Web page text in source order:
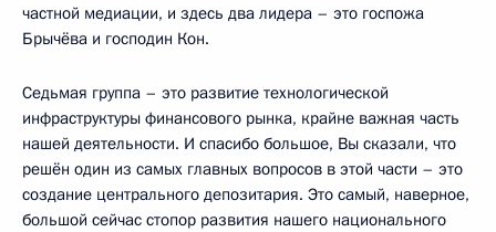
частной медиации, и здесь два лидера – это госпожа
Брычёва и господин Кон.
Седьмая группа – это развитие технологической
инфраструктуры финансового рынка, крайне важная часть
нашей деятельности. И спасибо большое, Вы сказали, что
решён один из самых главных вопросов в этой части – это
создание центрального депозитария. Это самый, наверное,
большой сейчас стопор развития нашего национального